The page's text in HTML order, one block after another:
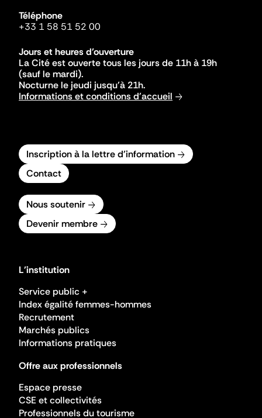
Téléphone
+33 1 58 51 52 00
Jours et heures d'ouverture
La Cité est ouverte tous les jours de 11h à 19h
(sauf le mardi).
Nocturne le jeudi jusqu'à 21h.
Informations et conditions d'accueil
Inscription à la lettre d'information
Contact
Nous soutenir
Devenir membre
L'institution
Service public +
Index égalité femmes-hommes
Recrutement
Marchés publics
Informations pratiques
Offre aux professionnels
Espace presse
CSE et collectivités
Professionnels du tourisme